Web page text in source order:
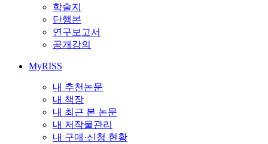
학술지
단행본
연구보고서
공개강의
MyRISS
내 추천논문
내 책장
내 최근 본 논문
내 저작물관리
내 구매·신청 현황